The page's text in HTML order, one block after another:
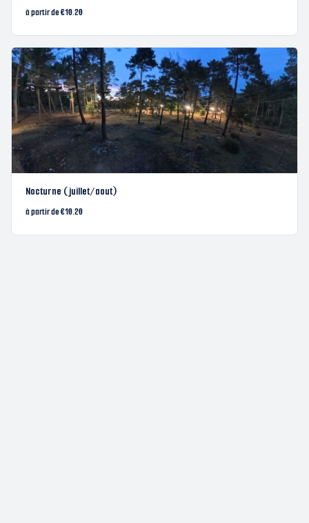
à partir de €10.20
Nocturne (juillet/aout)
à partir de €10.20